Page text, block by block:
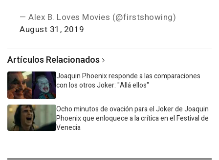
— Alex B. Loves Movies (@firstshowing)
August 31, 2019
Artículos Relacionados
Joaquin Phoenix responde a las comparaciones
con los otros Joker: "Allá ellos"
Ocho minutos de ovación para el Joker de Joaquin
Phoenix que enloquece a la crítica en el Festival de
Venecia